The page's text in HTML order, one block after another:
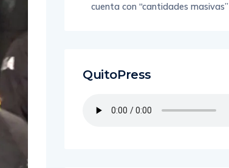
cuenta con “cantidades masivas”
QuitoPress